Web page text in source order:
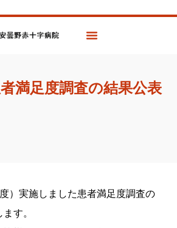
満足度調査の結果公表
）実施しました患者満足度調査の
す。